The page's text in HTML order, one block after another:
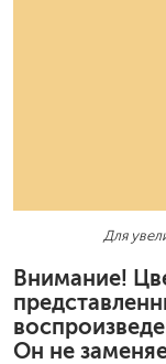
Для
Внимание!
Он не